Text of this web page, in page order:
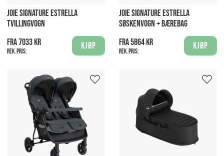
JOIE SIGNATURE ESTRELLA
TVILLINGVOGN
Fra 7033 kr
Rek. pris:
Kjøp
JOIE SIGNATURE ESTRELLA
SØSKENVOGN + BÆREBAG
Fra 5864 kr
Rek. pris:
Kjøp